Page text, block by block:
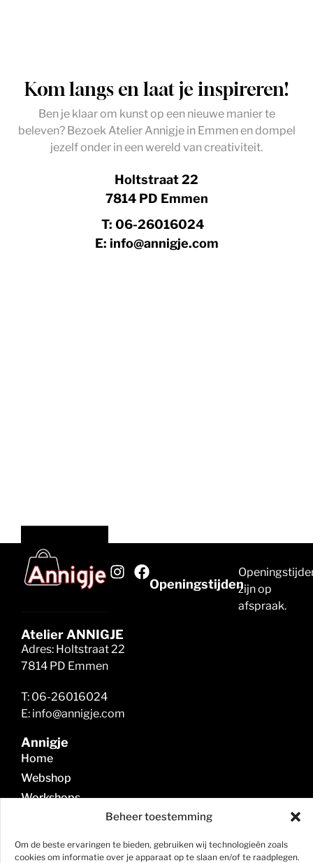
Beheer toestemming
Om de beste ervaringen te bieden, gebruiken wij technologieën zoals
cookies om informatie over je apparaat op te slaan en/of te raadplegen.
Kom langs en laat je inspireren!
Ben je klaar om kunst op een nieuwe manier te
beleven? Bezoek Atelier Annigje in Emmen en dompel
jezelf onder in een wereld van creativiteit.
Holtstraat 22
7814 PD Emmen
T: 06-26016024
E: info@annigje.com
Openingstijdenzijn op
afspraak.
Atelier ANNIGJE
Adres: Holtstraat 22
7814 PD Emmen
T: 06-26016024
E: info@annigje.com
Annigje
Home
Webshop
Workshops
Mijn account